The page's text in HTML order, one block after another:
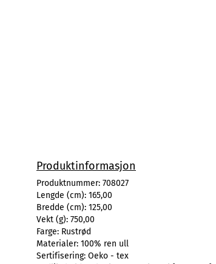
Produktinformasjon
Produktnummer: 708027
Lengde (cm): 165,00
Bredde (cm): 125,00
Vekt (g): 750,00
Farge: Rustrød
Materialer: 100% ren ull
Sertifisering: Oeko - tex